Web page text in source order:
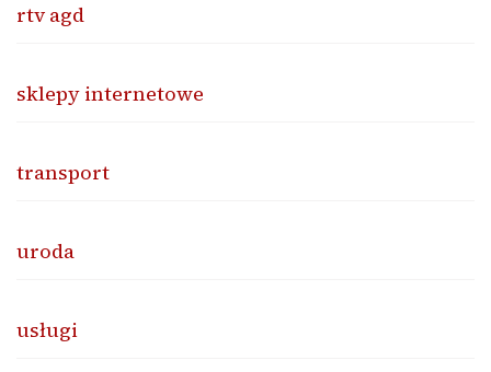
rtv agd
sklepy internetowe
transport
uroda
usługi